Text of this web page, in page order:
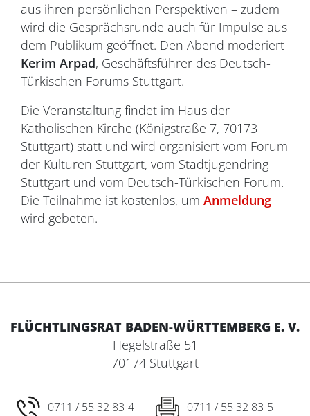
aus ihren persönlichen Perspektiven – zudem
wird die Gesprächsrunde auch für Impulse aus
dem Publikum geöffnet. Den Abend moderiert
Kerim Arpad, Geschäftsführer des Deutsch-
Türkischen Forums Stuttgart.
Die Veranstaltung findet im Haus der
Katholischen Kirche (Königstraße 7, 70173
Stuttgart) statt und wird organisiert vom Forum
der Kulturen Stuttgart, vom Stadtjugendring
Stuttgart und vom Deutsch-Türkischen Forum.
Die Teilnahme ist kostenlos, um Anmeldung
wird gebeten.
FLÜCHTLINGSRAT BADEN-WÜRTTEMBERG E. V.
Hegelstraße 51
70174 Stuttgart
0711 / 55 32 83-4 0711 / 55 32 83-5